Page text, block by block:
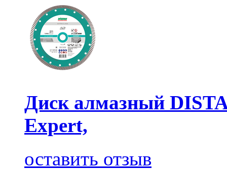
Диск алмазный
Expert,
оставить отзыв